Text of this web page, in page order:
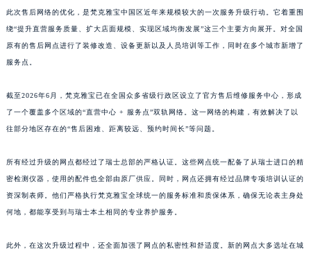
此次售后网络的优化，是梵克雅宝中国区近年来规模较大的一次服务升级行动。它着重围
绕“提升直营服务质量、扩大店面规模、实现区域均衡发展”这三个主要方向展开。对全国
原有的售后网点进行了装修改造、设备更新以及人员培训等工作，同时在多个城市新增了
服务点。
截至2026年6月，梵克雅宝已在全国众多省级行政区设立了官方售后维修服务中心，形成
了一个覆盖多个区域的“直营中心 + 服务点”双轨网络。这一网络的构建，有效解决了以
往部分地区存在的“售后困难、距离较远、预约时间长”等问题。
所有经过升级的网点都经过了瑞士总部的严格认证。这些网点统一配备了从瑞士进口的精
密检测仪器，使用的配件也全部由原厂供应。同时，网点还拥有经过品牌专项培训认证的
资深制表师。他们严格执行梵克雅宝全球统一的服务标准和质保体系，确保无论表主身处
何地，都能享受到与瑞士本土相同的专业养护服务。
此外，在这次升级过程中，还全面加强了网点的私密性和舒适度。新的网点大多选址在城